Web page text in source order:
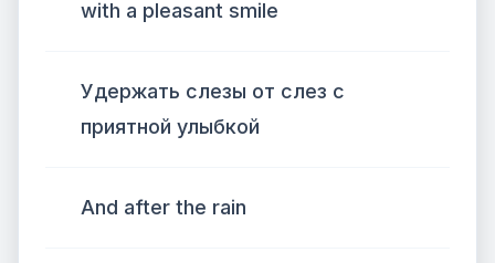
with a pleasant smile
Удержать слезы от слез с
приятной улыбкой
And after the rain